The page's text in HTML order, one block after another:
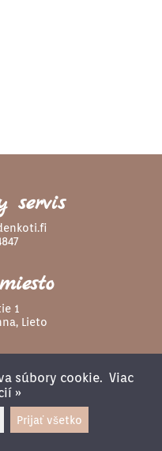
servis
1
Lieto
súbory cookie. Viac
»
Prijať všetko